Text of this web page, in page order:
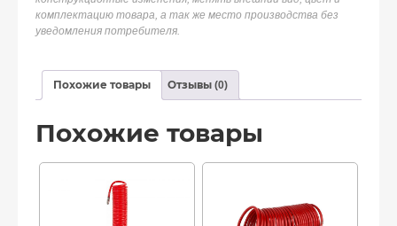
комплектацию товара, а так же место производства без
уведомления потребителя.
Похожие товары Отзывы (0)
Похожие товары